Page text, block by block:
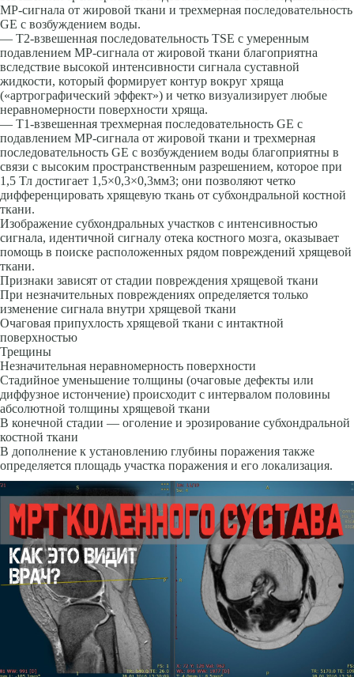
МР-сигнала от жировой ткани и трехмерная последовательность
GЕ с возбуждением воды.
— Т2-взвешенная последовательность ТSЕ с умеренным
подавлением МР-сигнала от жировой ткани благоприятна
вследствие высокой интенсивности сигнала суставной
жидкости, который формирует контур вокруг хряща
(«артрографический эффект») и четко визуализирует любые
неравномерности поверхности хряща.
— Т1-взвешенная трехмерная последовательность GЕ с
подавлением МР-сигнала от жировой ткани и трехмерная
последовательность GЕ с возбуждением воды благоприятны в
связи с высоким пространственным разрешением, которое при
1,5 Тл достигает 1,5×0,3×0,3мм3; они позволяют четко
дифференцировать хрящевую ткань от субхондральной костной
ткани.
Изображение субхондральных участков с интенсивностью
сигнала, идентичной сигналу отека костного мозга, оказывает
помощь в поиске расположенных рядом повреждений хрящевой
ткани.
Признаки зависят от стадии повреждения хрящевой ткани
При незначительных повреждениях определяется только
изменение сигнала внутри хрящевой ткани
Очаговая припухлость хрящевой ткани с интактной
поверхностью
Трещины
Незначительная неравномерность поверхности
Стадийное уменьшение толщины (очаговые дефекты или
диффузное истончение) происходит с интервалом половины
абсолютной толщины хрящевой ткани
В конечной стадии — оголение и эрозирование субхондральной
костной ткани
В дополнение к установлению глубины поражения также
определяется площадь участка поражения и его локализация.